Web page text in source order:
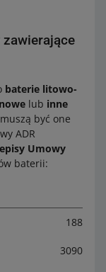
baterie litowo-
lub inne
być one
ADR
Umowy
baterii:
188
3090